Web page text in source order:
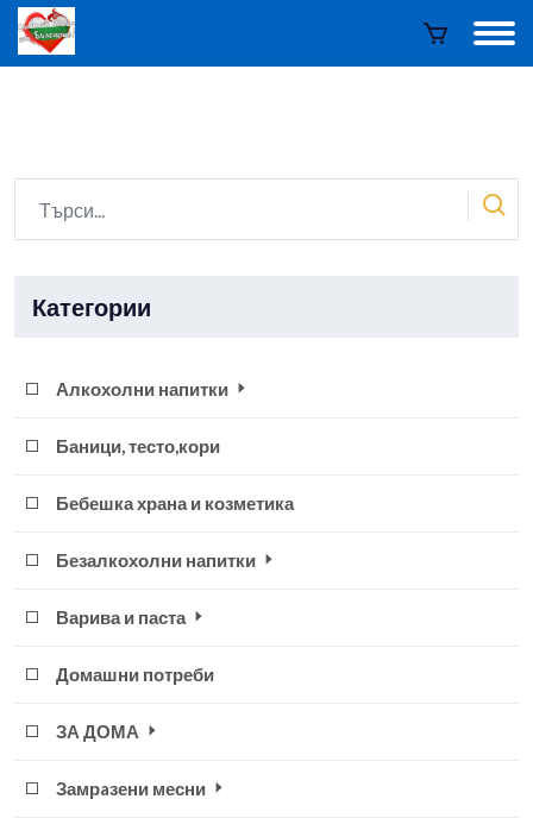
Категории
Алкохолни напитки
Баници, тесто,кори
Бебешка храна и козметика
Безалкохолни напитки
Варива и паста
Домашни потреби
ЗА ДОМА
Замрaзени месни